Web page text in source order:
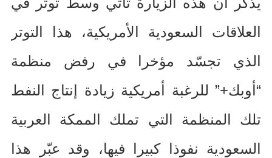
العلاقات السعودية الأمريكية، هذا التوتر
الذي تجسّد مؤخرا في رفض منظمة
“أوبك+” للرغبة أمريكية زيادة إنتاج النفط
تلك المنظمة التي تملك الممكة العربية
السعودية نفوذا كبيرا فيها، وقد عبّر هذا